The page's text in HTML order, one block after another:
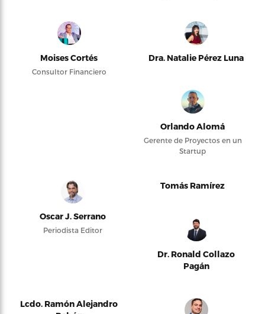
Moises Cortés
Consultor Financiero
Dra. Natalie Pérez Luna
Orlando Alomá
Gerente de Proyectos en un
Startup
Oscar J. Serrano
Periodista Editor
Tomás Ramírez
Dr. Ronald Collazo
Pagán
Lcdo. Ramón Alejandro